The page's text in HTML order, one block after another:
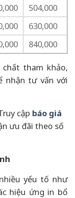
504,000
630,000
840,000
tham khảo,
nhận tư vấn với
cập báo giá
ưu đãi theo số
yếu tố như
hiệu ứng in bổ